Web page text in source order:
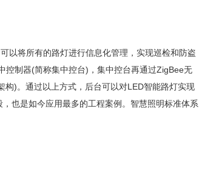
以将所有的路灯进行信息化管理，实现巡检和防盗
控制器(简称集中控台)，集中控台再通过ZigBee无
)。通过以上方式，后台可以对LED智能路灯实现
也是如今应用最多的工程案例。智慧照明标准体系